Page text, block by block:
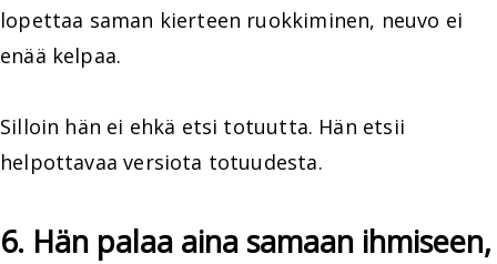
lopettaa saman kierteen ruokkiminen, neuvo ei
enää kelpaa.
Silloin hän ei ehkä etsi totuutta. Hän etsii
helpottavaa versiota totuudesta.
6. Hän palaa aina samaan ihmiseen,